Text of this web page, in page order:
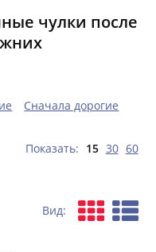
чулки после
Сначала дорогие
Показать: 15 30 60
Вид: